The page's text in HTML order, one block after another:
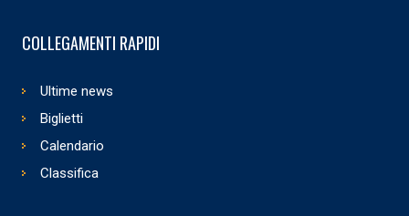
COLLEGAMENTI RAPIDI
Ultime news
Biglietti
Calendario
Classifica